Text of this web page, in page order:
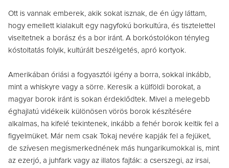
Ott is vannak emberek, akik sokat isznak, de én úgy láttam,
hogy emellett kialakult egy nagyfokú borkultúra, és tisztelettel
viseltetnek a borász és a bor iránt. A borkóstolókon tényleg
kóstoltatás folyik, kultúrált beszélgetés, apró kortyok.
Amerikában óriási a fogyasztói igény a borra, sokkal inkább,
mint a whiskyre vagy a sörre. Keresik a külföldi borokat, a
magyar borok iránt is sokan érdeklődtek. Mivel a melegebb
éghajlatú vidékeik különösen vörös borok készítésére
alkalmas, ha kifelé tekintenek, inkább a fehér borok keltik fel a
figyelmüket. Már nem csak Tokaj nevére kapják fel a fejüket,
de szívesen megismerkednének más hungarikumokkal is, mint
az ezerjó, a juhfark vagy az illatos fajták: a cserszegi, az irsai,